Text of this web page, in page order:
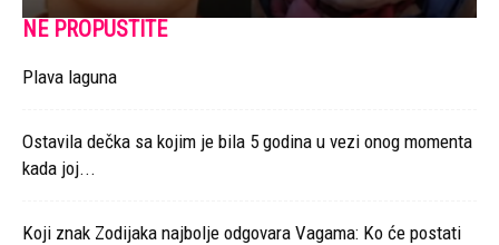
NE PROPUSTITE
Plava laguna
Ostavila dečka sa kojim je bila 5 godina u vezi onog momenta
kada joj...
Koji znak Zodijaka najbolje odgovara Vagama: Ko će postati